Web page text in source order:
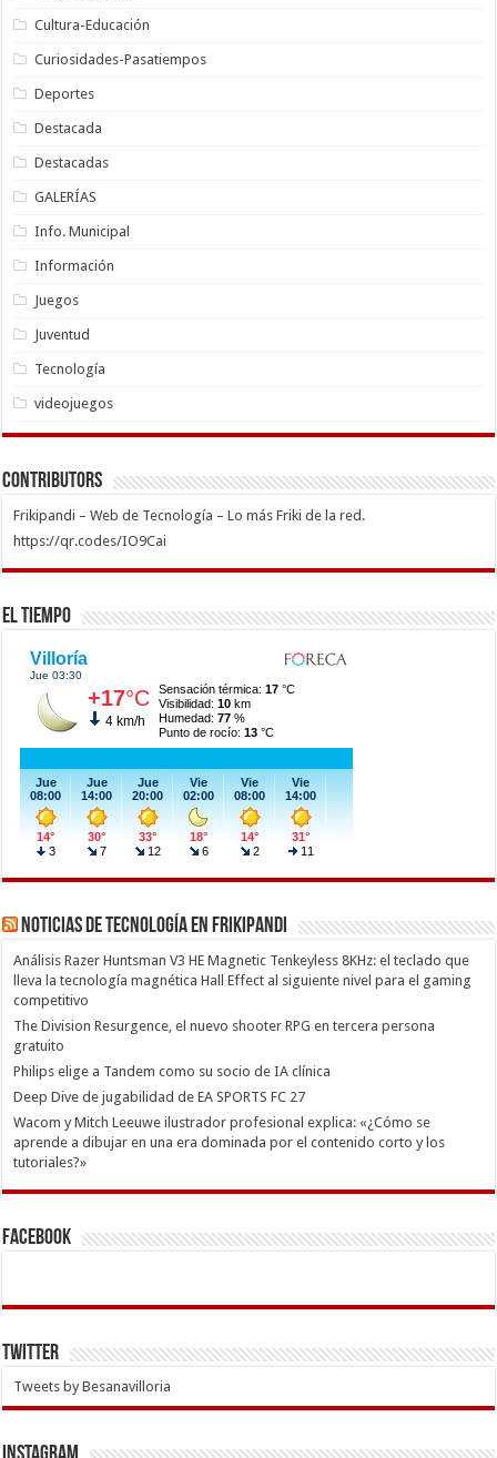
Cultura-Educación
Curiosidades-Pasatiempos
Deportes
Destacada
Destacadas
GALERÍAS
Info. Municipal
Información
Juegos
Juventud
Tecnología
videojuegos
Contributors
Frikipandi – Web de Tecnología – Lo más Friki de la red.
https://qr.codes/IO9Cai
El Tiempo
Noticias de Tecnología en Frikipandi
Análisis Razer Huntsman V3 HE Magnetic Tenkeyless 8KHz: el teclado que
lleva la tecnología magnética Hall Effect al siguiente nivel para el gaming
competitivo
The Division Resurgence, el nuevo shooter RPG en tercera persona
gratuito
Philips elige a Tandem como su socio de IA clínica
Deep Dive de jugabilidad de EA SPORTS FC 27
Wacom y Mitch Leeuwe ilustrador profesional explica: «¿Cómo se
aprende a dibujar en una era dominada por el contenido corto y los
tutoriales?»
Facebook
Twitter
Tweets by Besanavilloria